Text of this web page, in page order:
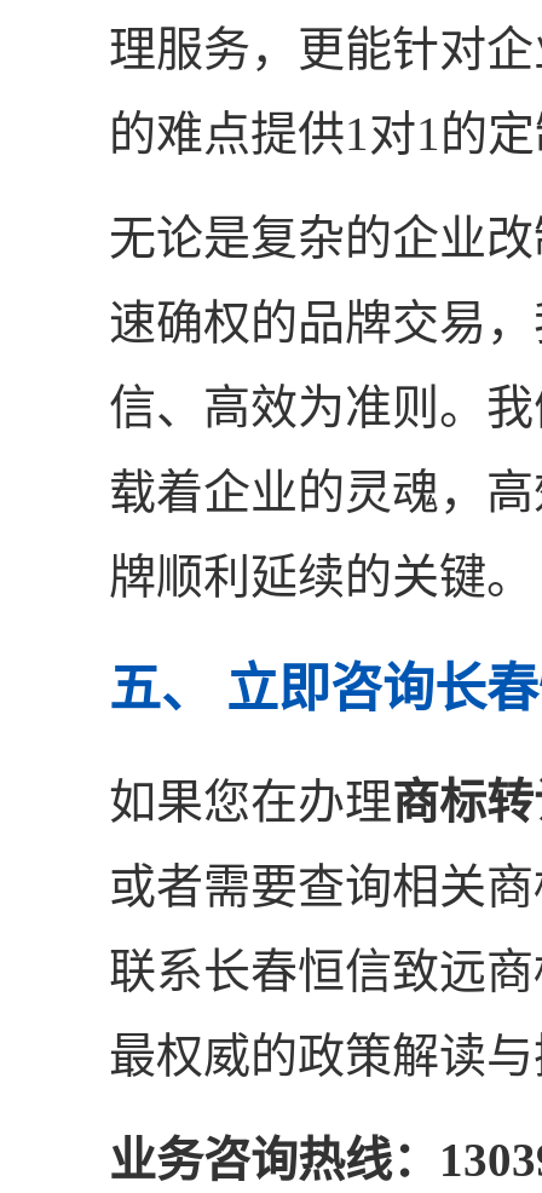
理服务，更能针对
的难点提供1对1的
无论是复杂的企业
速确权的品牌交易
信、高效为准则。
载着企业的灵魂，
牌顺利延续的关键。
五、 立即咨询长
如果您在办理商标
或者需要查询相关
联系长春恒信致远
最权威的政策解读
业务咨询热线：